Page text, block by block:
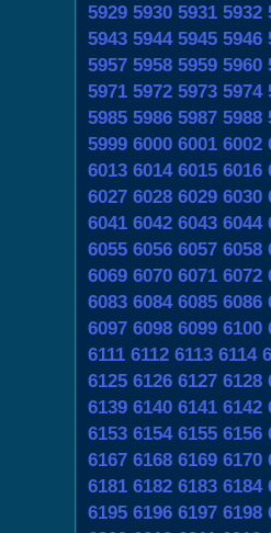
5929 5930 5931 5932
5943 5944 5945 5946
5957 5958 5959 5960
5971 5972 5973 5974
5985 5986 5987 5988
5999 6000 6001 6002
6013 6014 6015 6016
6027 6028 6029 6030
6041 6042 6043 6044
6055 6056 6057 6058
6069 6070 6071 6072
6083 6084 6085 6086
6097 6098 6099 6100
6111 6112 6113 6114
6125 6126 6127 6128
6139 6140 6141 6142
6153 6154 6155 6156
6167 6168 6169 6170
6181 6182 6183 6184
6195 6196 6197 6198